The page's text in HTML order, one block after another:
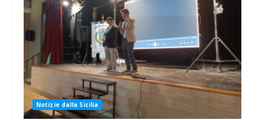
Notizie dalla Sicilia